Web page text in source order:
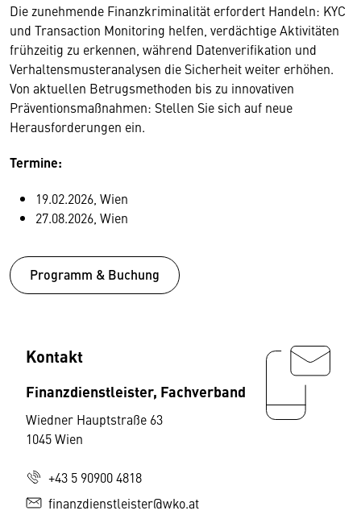
Die zunehmende Finanzkriminalität erfordert Handeln: KYC
und Transaction Monitoring helfen, verdächtige Aktivitäten
frühzeitig zu erkennen, während Datenverifikation und
Verhaltensmusteranalysen die Sicherheit weiter erhöhen.
Von aktuellen Betrugsmethoden bis zu innovativen
Präventionsmaßnahmen: Stellen Sie sich auf neue
Herausforderungen ein.
Termine:
19.02.2026, Wien
27.08.2026, Wien
Programm & Buchung
Kontakt
Finanzdienstleister, Fachverband
Wiedner Hauptstraße 63
1045 Wien
+43 5 90900 4818
finanzdienstleister@wko.at